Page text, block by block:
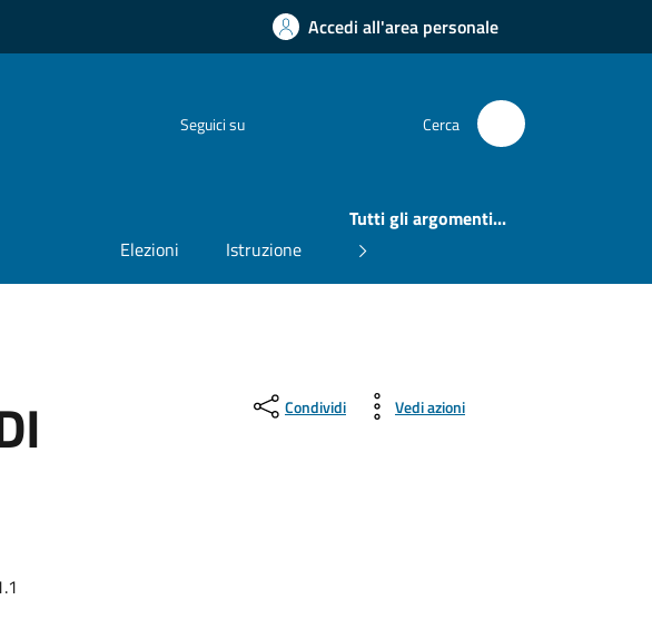
Accedi all'area personale
Seguici su Cerca
Elezioni Istruzione
Tutti gli argomenti...
Condividi Vedi azioni